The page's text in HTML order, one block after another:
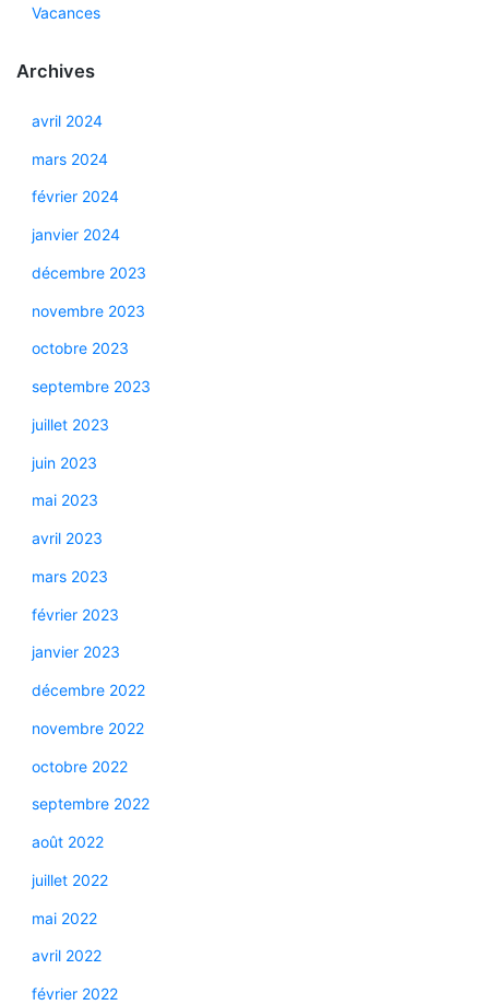
Vacances
Archives
avril 2024
mars 2024
février 2024
janvier 2024
décembre 2023
novembre 2023
octobre 2023
septembre 2023
juillet 2023
juin 2023
mai 2023
avril 2023
mars 2023
février 2023
janvier 2023
décembre 2022
novembre 2022
octobre 2022
septembre 2022
août 2022
juillet 2022
mai 2022
avril 2022
février 2022